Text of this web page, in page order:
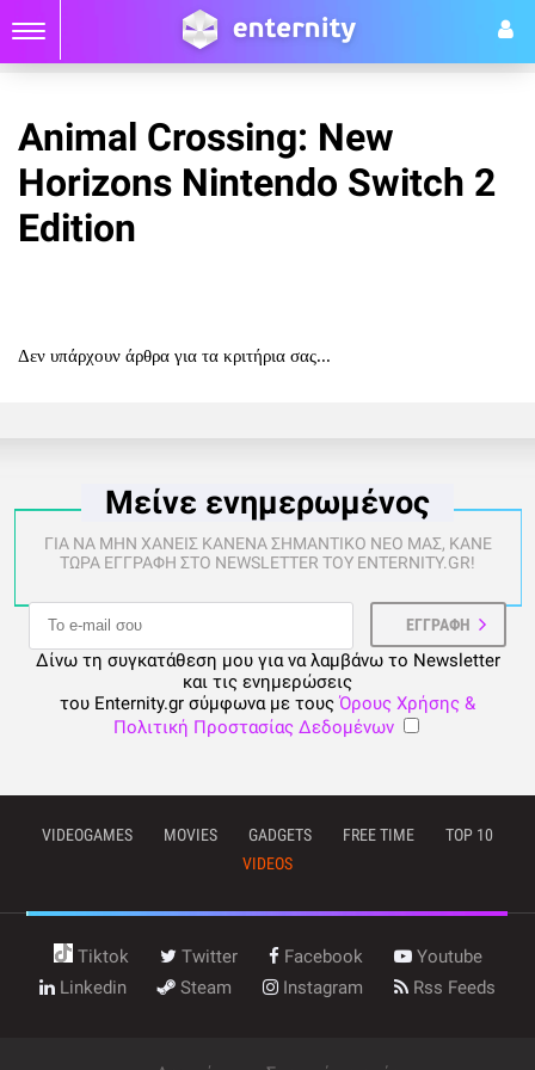
Animal Crossing: New
Horizons Nintendo Switch 2
Edition
Δεν υπάρχουν άρθρα για τα κριτήρια σας...
Μείνε ενημερωμένος
ΓΙΑ ΝΑ ΜΗΝ ΧΑΝΕΙΣ ΚΑΝΕΝΑ ΣΗΜΑΝΤΙΚΟ ΝΕΟ ΜΑΣ, ΚΑΝΕ
ΤΩΡΑ ΕΓΓΡΑΦΗ ΣΤΟ NEWSLETTER ΤΟΥ ENTERNITY.GR!
Δίνω τη συγκατάθεση μου για να λαμβάνω το Newsletter
και τις ενημερώσεις
του Enternity.gr σύμφωνα με τους Όρους Χρήσης &
Πολιτική Προστασίας Δεδομένων
VIDEOGAMES MOVIES GADGETS FREE TIME
TOP 10
VIDEOS
Tiktok Twitter Facebook
Youtube
Linkedin
Steam Instagram Rss Feeds